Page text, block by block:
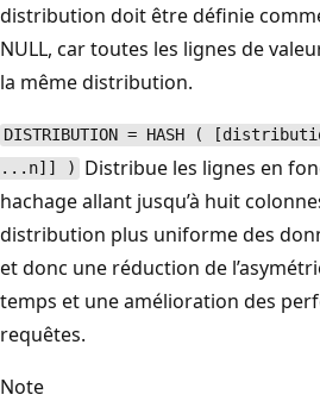
distribution doit être définie
NULL, car toutes les lignes de
la même distribution.
DISTRIBUTION = HASH (
...n]] )
Distribue les lignes en
hachage allant jusqu’à huit
distribution plus uniforme des
et donc une réduction de
temps et une amélioration des
requêtes.
Note